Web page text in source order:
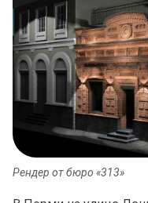
Рендер от бюро «313»